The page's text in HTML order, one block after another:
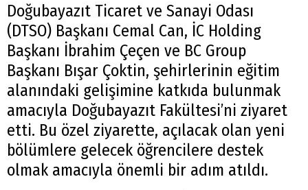
Doğubayazıt Ticaret ve Sanayi Odası
(DTSO) Başkanı Cemal Can, İC Holding
Başkanı İbrahim Çeçen ve BC Group
Başkanı Bışar Çoktin, şehirlerinin eğitim
alanındaki gelişimine katkıda bulunmak
amacıyla Doğubayazıt Fakültesi’ni ziyaret
etti. Bu özel ziyarette, açılacak olan yeni
bölümlere gelecek öğrencilere destek
olmak amacıyla önemli bir adım atıldı.